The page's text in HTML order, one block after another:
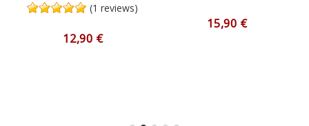
(1 reviews)
12,90 €
15,90 €